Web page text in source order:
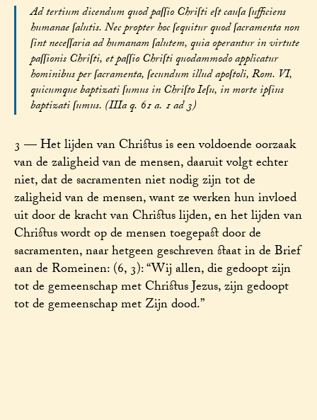
Ad tertium dicendum quod paſſio Chriſti eſt cauſa ſufficiens
humanae ſalutis. Nec propter hoc ſequitur quod ſacramenta non
ſint neceſſaria ad humanam ſalutem, quia operantur in virtute
paſſionis Chriſti, et paſſio Chriſti quodammodo applicatur
hominibus per ſacramenta, ſecundum illud apoſtoli, Rom. VI,
quicumque baptizati ſumus in Chriſto Ieſu, in morte ipſius
baptizati ſumus. (IIIa q. 61 a. 1 ad 3)
3 — Het lijden van Christus is een voldoende oorzaak
van de zaligheid van de mensen, daaruit volgt echter
niet, dat de sacramenten niet nodig zijn tot de
zaligheid van de mensen, want ze werken hun invloed
uit door de kracht van Christus lijden, en het lijden van
Christus wordt op de mensen toegepast door de
sacramenten, naar hetgeen geschreven staat in de Brief
aan de Romeinen: (6, 3): “Wij allen, die gedoopt zijn
tot de gemeenschap met Christus Jezus, zijn gedoopt
tot de gemeenschap met Zijn dood.”